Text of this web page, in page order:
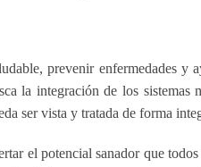
prevenir enfermedades y
la integración de los sistemas
ser vista y tratada de forma
el potencial sanador que